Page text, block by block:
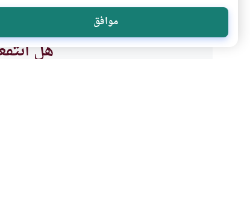
هل
موافق